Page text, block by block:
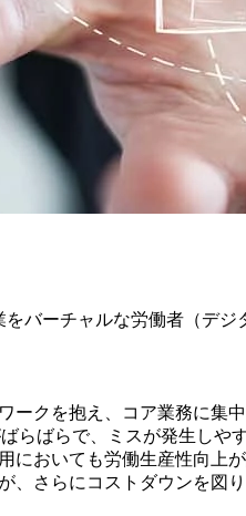
バーチャルな労働者（デジ
ークを抱え、コア業務に集中
らばらで、ミスが発生しやす
においても労働生産性向上
、さらにコストダウンを図り